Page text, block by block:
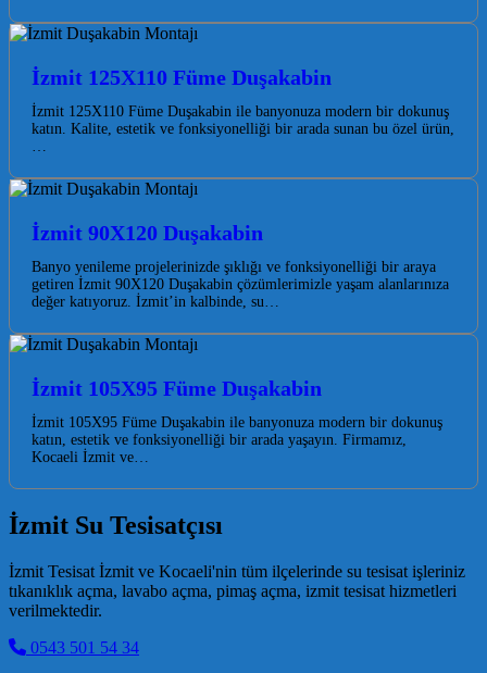
İzmit 125X110 Füme Duşakabin
İzmit 125X110 Füme Duşakabin ile banyonuza modern bir dokunuş
katın. Kalite, estetik ve fonksiyonelliği bir arada sunan bu özel ürün,
İzmit 90X120 Duşakabin
Banyo yenileme projelerinizde şıklığı ve fonksiyonelliği bir araya
getiren İzmit 90X120 Duşakabin çözümlerimizle yaşam alanlarınıza
değer katıyoruz. İzmit’in kalbinde, su…
İzmit 105X95 Füme Duşakabin
İzmit 105X95 Füme Duşakabin ile banyonuza modern bir dokunuş
katın, estetik ve fonksiyonelliği bir arada yaşayın. Firmamız,
Kocaeli İzmit ve…
İzmit Su Tesisatçısı
İzmit Tesisat İzmit ve Kocaeli'nin tüm ilçelerinde su tesisat işleriniz
tıkanıklık açma, lavabo açma, pimaş açma, izmit tesisat hizmetleri
verilmektedir.
0543 501 54 34